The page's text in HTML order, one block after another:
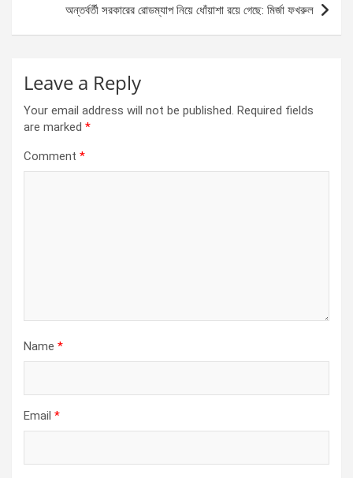
p
অন্তর্বর্তী সরকারের রোডম্যাপ নিয়ে ধোঁয়াশা রয়ে গেছে: মির্জা ফখরুল
Leave a Reply
Your email address will not be published. Required fields
are marked *
Comment *
Name *
Email *